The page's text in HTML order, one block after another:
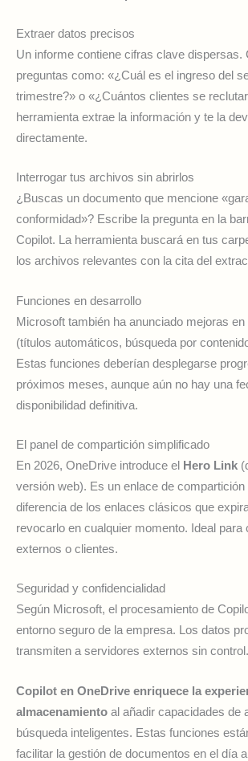
Extraer datos precisos
Un informe contiene cifras clave dispersas.
preguntas como: «¿Cuál es el ingreso del
trimestre?» o «¿Cuántos clientes se
herramienta extrae la información y te la
directamente.
Interrogar tus archivos sin abrirlos
¿Buscas un documento que mencione
conformidad»? Escribe la pregunta en la
Copilot. La herramienta buscará en tus
los archivos relevantes con la cita del
Funciones en desarrollo
Microsoft también ha anunciado mejoras
(títulos automáticos, búsqueda por
Estas funciones deberían desplegarse
próximos meses, aunque aún no hay una
disponibilidad definitiva.
El panel de compartición simplificado
En 2026, OneDrive introduce el
Hero Link
versión web). Es un enlace de compartición
diferencia de los enlaces clásicos que
revocarlo en cualquier momento. Ideal para
externos o clientes.
Seguridad y confidencialidad
Según Microsoft, el procesamiento de
entorno seguro de la empresa. Los datos
transmiten a servidores externos sin control.
Copilot en OneDrive enriquece la
almacenamiento al añadir capacidades de
búsqueda inteligentes. Estas funciones
facilitar la gestión de documentos en el día